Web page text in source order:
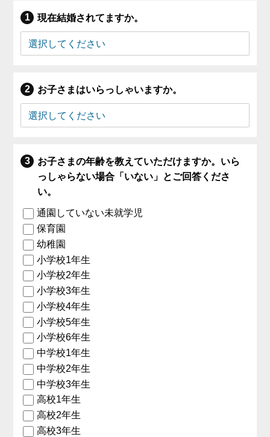
現在結婚されてますか。
お子さまはいらっしゃいますか。
お子さまの年齢を教えていただけますか。いら
っしゃらない場合「いない」とご回答くださ
い。
通園していない未就学児
保育園
幼稚園
小学校1年生
小学校2年生
小学校3年生
小学校4年生
小学校5年生
小学校6年生
中学校1年生
中学校2年生
中学校3年生
高校1年生
高校2年生
高校3年生